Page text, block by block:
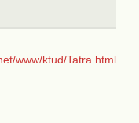
www/ktud/Tatra.html